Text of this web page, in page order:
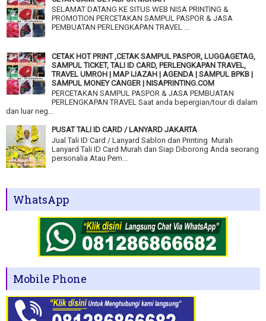
SELAMAT DATANG KE SITUS WEB NISA PRINTING &
PROMOTION PERCETAKAN SAMPUL PASPOR & JASA
PEMBUATAN PERLENGKAPAN TRAVEL ...
CETAK HOT PRINT ,CETAK SAMPUL PASPOR, LUGGAGETAG,
SAMPUL TICKET, TALI ID CARD, PERLENGKAPAN TRAVEL,
TRAVEL UMROH | MAP IJAZAH | AGENDA | SAMPUL BPKB |
SAMPUL MONEY CANGER | NISAPRINTING.COM
PERCETAKAN SAMPUL PASPOR & JASA PEMBUATAN
PERLENGKAPAN TRAVEL Saat anda bepergian/tour di dalam
dan luar neg...
PUSAT TALI ID CARD / LANYARD JAKARTA
Jual Tali ID Card / Lanyard Sablon dan Printing Murah
Lanyard Tali ID Card Murah dan Siap Diborong Anda seorang
personalia Atau Pem...
WhatsApp
Mobile Phone